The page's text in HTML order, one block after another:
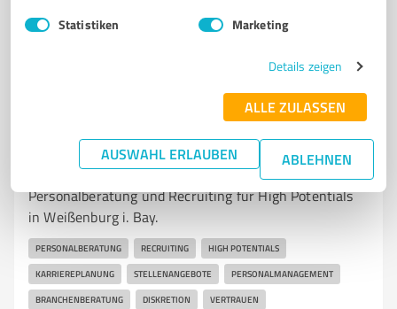
Statistiken Marketing
Details zeigen
ALLE ZULASSEN
AUSWAHL ERLAUBEN ABLEHNEN
Beratung
career & more GmbH
Personalberatung und Recruiting für High Potentials
in Weißenburg i. Bay.
PERSONALBERATUNG RECRUITING HIGH POTENTIALS
KARRIEREPLANUNG STELLENANGEBOTE PERSONALMANAGEMENT
BRANCHENBERATUNG DISKRETION VERTRAUEN